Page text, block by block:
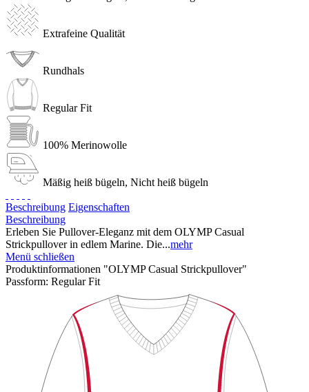
Extrafeine Qualität
Rundhals
Regular Fit
100% Merinowolle
Mäßig heiß bügeln, Nicht heiß bügeln
Beschreibung Eigenschaften
Beschreibung
Erleben Sie Pullover-Eleganz mit dem OLYMP Casual
Strickpullover in edlem Marine. Die...mehr
Menü schließen
Produktinformationen "OLYMP Casual Strickpullover"
Passform: Regular Fit